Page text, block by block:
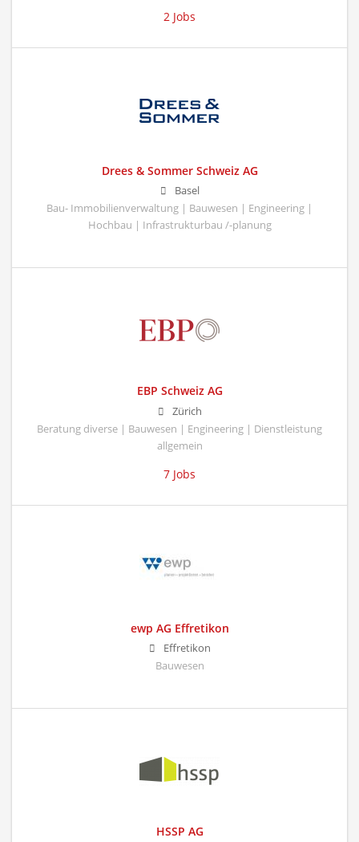
2 Jobs
Drees & Sommer Schweiz AG
Basel
Bau- Immobilienverwaltung | Bauwesen | Engineering |
Hochbau | Infrastrukturbau /-planung
EBP Schweiz AG
Zürich
Beratung diverse | Bauwesen | Engineering | Dienstleistung
allgemein
7 Jobs
ewp AG Effretikon
Effretikon
Bauwesen
HSSP AG